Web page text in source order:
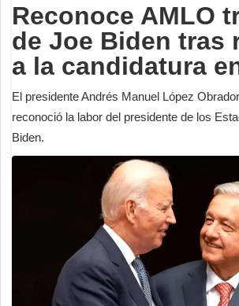
Reconoce AMLO
de Joe Biden tras
a la candidatura
El presidente Andrés Manuel López
reconoció la labor del presidente de los
Biden.